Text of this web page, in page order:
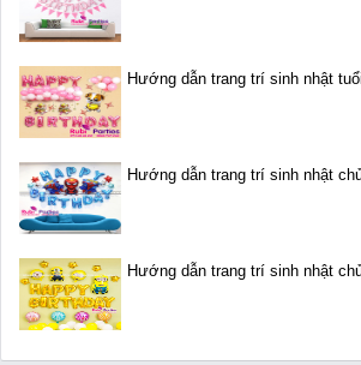
Hướng dẫn trang trí sinh nhật
Hướng dẫn trang trí sinh nhật
Hướng dẫn trang trí sinh nhật